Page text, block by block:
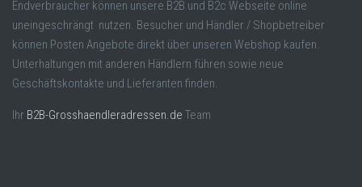
Endverbraucher können unsere B2B und B2c Webseite online
uneingeschrängt nutzen. Besucher und Händler / Shopbetreiber
können Posten Angebote direkt über unseren Webshop kaufen.
Unterhaltungen mit anderen Händlern führen sowie neue
Geschäftskontakte und Lieferanten finden.
Ihr B2B-Grosshaendleradressen.de Team